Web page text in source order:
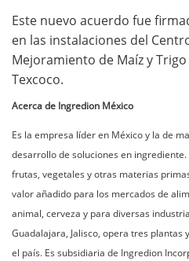
Este nuevo acuerdo fue
en las instalaciones del
Mejoramiento de Maíz y Trigo
Texcoco.
Acerca de Ingredion México
Es la empresa líder en México y la de
desarrollo de soluciones en
frutas, vegetales y otras materias
valor añadido para los mercados de
animal, cerveza y para diversas
Guadalajara, Jalisco, opera tres
el país. Es subsidiaria de Ingredion